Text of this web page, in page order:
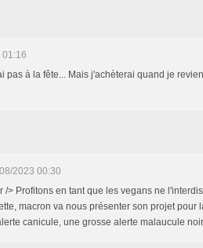
pas à la fête... Mais j'achèterai quand je
2023 00:30
/> Profitons en tant que les vegans ne
macron va nous présenter son projet pour
canicule, une grosse alerte malaucule